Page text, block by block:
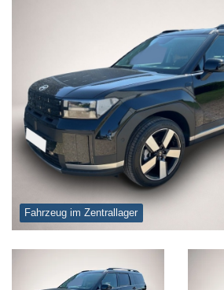
Fahrzeug im Zentrallager